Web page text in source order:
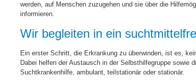
werden, auf Menschen zuzugehen und sie über die
informieren.
Wir begleiten in ein
Ein erster Schritt, die Erkrankung zu überwinden, ist es,
Dabei helfen der Austausch in der Selbsthilfegruppe sowie
Suchtkrankenhilfe, ambulant, teilstationär oder stationär.